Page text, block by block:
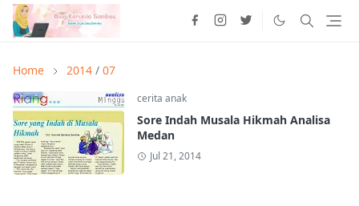
Home 2014 / 07
cerita anak
Sore Indah Musala Hikmah Analisa
Medan
Jul 21, 2014